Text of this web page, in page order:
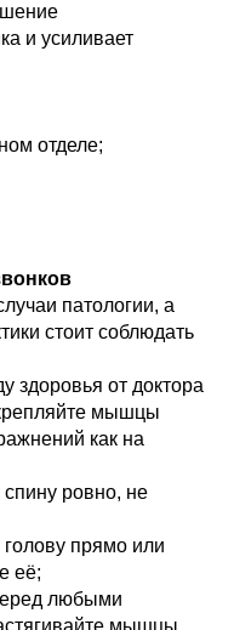
и усиливает
отделе;
патологии, а
стоит соблюдать
здоровья от доктора
мышцы
как на
спину ровно, не
прямо или
её;
любыми